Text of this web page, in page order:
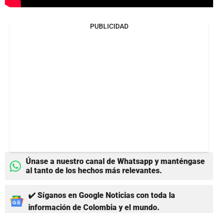
PUBLICIDAD
Únase a nuestro canal de Whatsapp y manténgase
al tanto de los hechos más relevantes.
✔️ Síganos en Google Noticias con toda la
información de Colombia y el mundo.